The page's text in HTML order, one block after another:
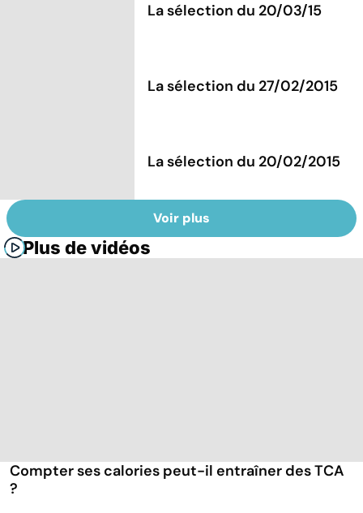
La sélection du 20/03/15
La sélection du 27/02/2015
La sélection du 20/02/2015
Voir plus
Plus de vidéos
Compter ses calories peut-il entraîner des TCA
?